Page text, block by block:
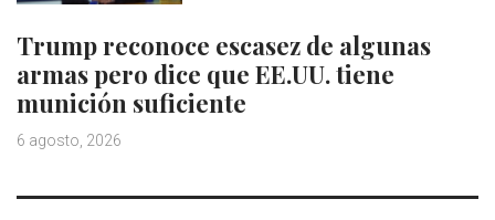
Trump reconoce escasez de algunas
armas pero dice que EE.UU. tiene
munición suficiente
6 agosto, 2026